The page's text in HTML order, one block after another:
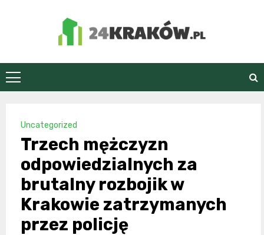
24Kraków.pl
Uncategorized
Trzech mężczyzn
odpowiedzialnych za
brutalny rozbojik w
Krakowie zatrzymanych
przez policję